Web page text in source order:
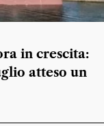
in crescita:
atteso un